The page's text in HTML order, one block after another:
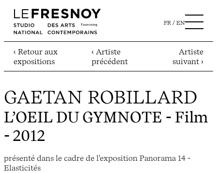
FR EN
‹ Retour aux
expositions
‹ Artiste
précédent
Artiste
suivant ›
GAETAN ROBILLARD
L’OEIL DU GYMNOTE - Film
- 2012
présenté dans le cadre de l'exposition Panorama 14 -
Elasticités